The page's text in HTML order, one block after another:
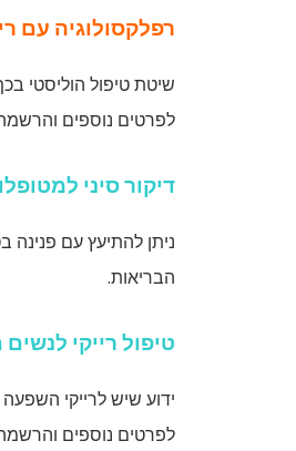
רפלקסולוגיה עם
שיטת טיפול הוליסטי בכף הרגל. בימי
לפרטים נוספים והרשמה:
דיקור סיני
ניתן להתיעץ עם פנינה
הבריאות.
טיפול רייקי
ידוע שיש לרייקי השפעה
לפרטים נוספים והרשמה אנא